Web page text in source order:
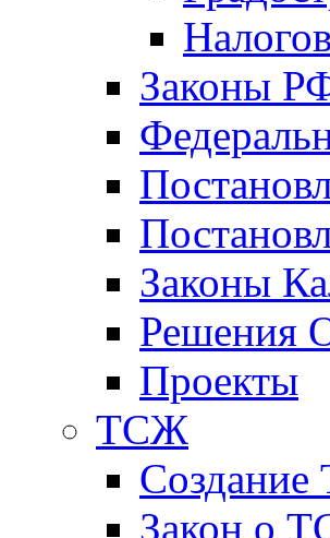
Законы
Законы
Решения
Проекты
ТСЖ
Закон о